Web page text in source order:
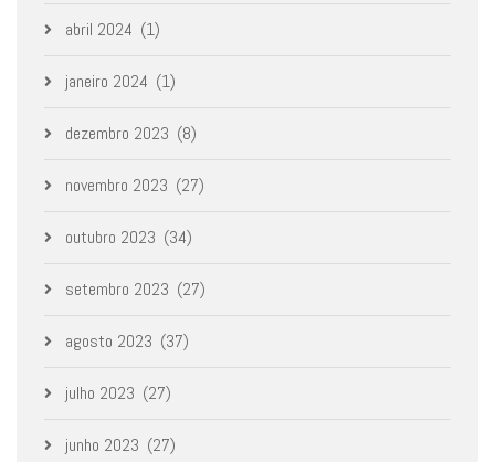
abril 2024 (1)
janeiro 2024 (1)
dezembro 2023 (8)
novembro 2023 (27)
outubro 2023 (34)
setembro 2023 (27)
agosto 2023 (37)
julho 2023 (27)
junho 2023 (27)